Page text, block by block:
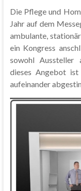
Die Pflege und
Jahr auf dem
ambulante,
ein Kongress
sowohl Aussteller
dieses Angebot
aufeinander